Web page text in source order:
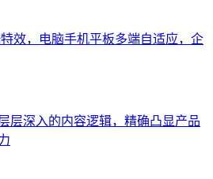
效，电脑手机平板多端自适应，企
层深入的内容逻辑，精确凸显产品